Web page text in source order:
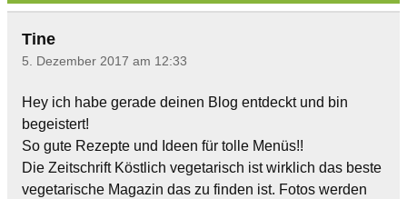
Tine
5. Dezember 2017 am 12:33
Hey ich habe gerade deinen Blog entdeckt und bin
begeistert!
So gute Rezepte und Ideen für tolle Menüs!!
Die Zeitschrift Köstlich vegetarisch ist wirklich das beste
vegetarische Magazin das zu finden ist. Fotos werden